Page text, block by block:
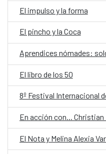
El impulso y la forma
El pincho y la Coca
Aprendices nómades:
El libro de los 50
8º Festival Internacional
El Nota y Melina Alexia